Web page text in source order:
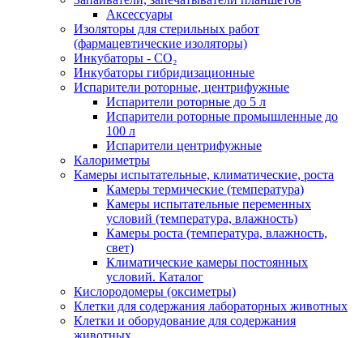
Аксессуары
Изоляторы для стерильных работ
(фармацевтические изоляторы)
Инкубаторы - CO₂
Инкубаторы гибридизационные
Испарители роторные, центрифужные
Испарители роторные до 5 л
Испарители роторные промышленные до
100 л
Испарители центрифужные
Калориметры
Камеры испытательные, климатические, роста
Камеры термические (температура)
Камеры испытательные переменных
условий (температура, влажность)
Камеры роста (температура, влажность,
свет)
Климатические камеры постоянных
условий. Каталог
Кислородомеры (оксиметры)
Клетки для содержания лабораторных животных
Клетки и оборудование для содержания
животных